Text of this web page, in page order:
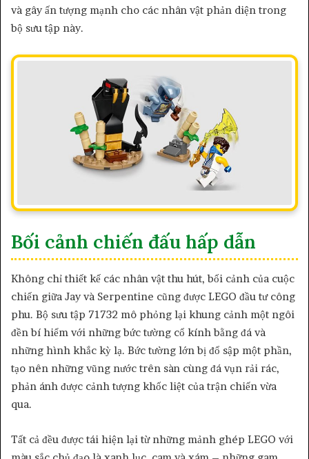
và gây ấn tượng mạnh cho các nhân vật phản diện trong
bộ sưu tập này.
Bối cảnh chiến đấu hấp dẫn
Không chỉ thiết kế các nhân vật thu hút, bối cảnh của cuộc
chiến giữa Jay và Serpentine cũng được LEGO đầu tư công
phu. Bộ sưu tập 71732 mô phỏng lại khung cảnh một ngôi
đền bí hiểm với những bức tường cổ kính bằng đá và
những hình khắc kỳ lạ. Bức tường lớn bị đổ sập một phần,
tạo nên những vũng nước trên sàn cùng đá vụn rải rác,
phản ánh được cảnh tượng khốc liệt của trận chiến vừa
qua.
Tất cả đều được tái hiện lại từ những mảnh ghép LEGO với